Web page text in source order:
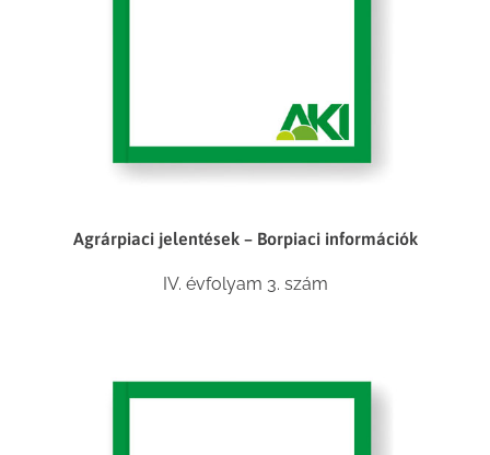
Agrárpiaci jelentések – Borpiaci információk
IV. évfolyam 3. szám